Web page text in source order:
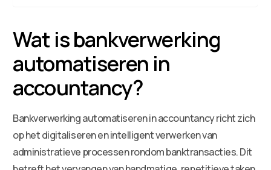
Wat is bankverwerking
automatiseren in
accountancy?
Bankverwerking automatiseren in accountancy richt zich
op het digitaliseren en intelligent verwerken van
administratieve processen rondom banktransacties. Dit